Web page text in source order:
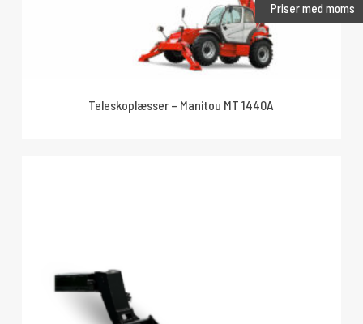
Priser med moms
Teleskoplæsser – Manitou MT 1440A